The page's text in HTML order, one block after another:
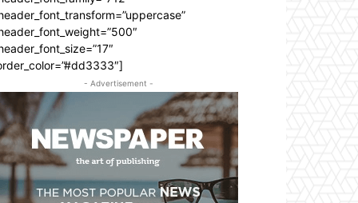
- Advertisement -